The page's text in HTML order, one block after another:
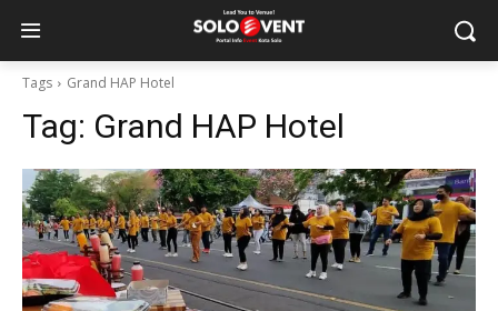
Tags Grand HAP Hotel
Tag: Grand HAP Hotel